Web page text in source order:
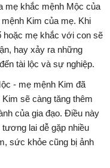
mẹ khắc mệnh Mộc của
Kim của mẹ. Khi
hoặc mẹ khắc với con sẽ
hay xảy ra những
tài lộc và sự nghiệp.
- mẹ mệnh Kim đã
sẽ càng tăng thêm
của gia đạo. Điều này
lai dễ gặp nhiều
sức khỏe cũng bị ảnh